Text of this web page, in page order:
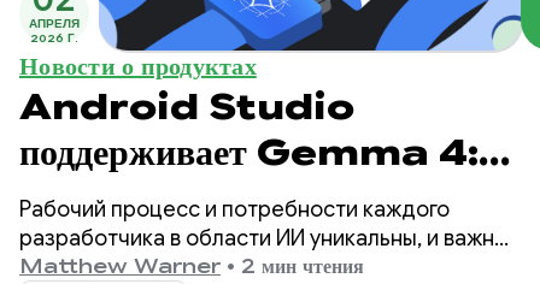
АПРЕЛЯ
2026 Г.
Новости о продуктах
Android Studio
поддерживает Gemma 4:
нашу наиболее эффективную
локальную модель для
Рабочий процесс и потребности каждого
разработчика в области ИИ уникальны, и важно
иметь возможность выбирать, как именно ИИ
Matthew Warner • 2 мин чтения